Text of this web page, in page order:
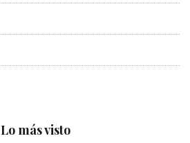
Lo más visto